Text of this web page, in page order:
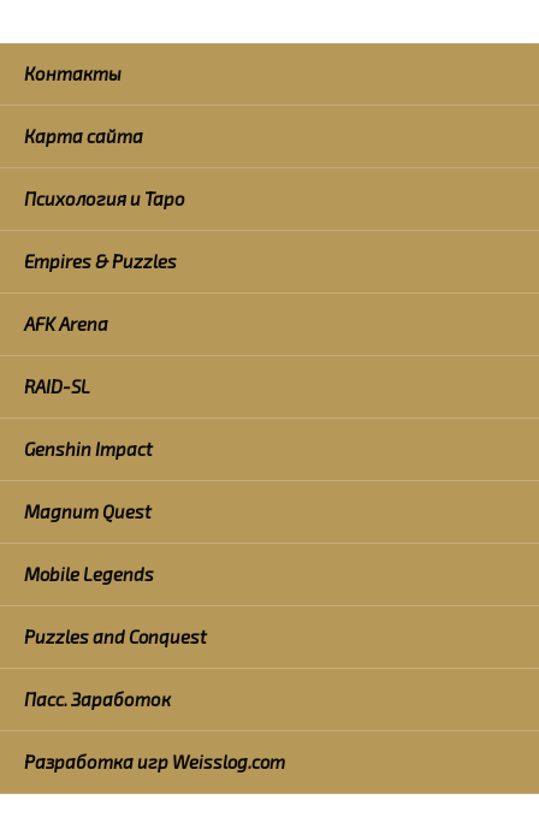
Контакты
Карта сайта
Психология и Таро
Empires & Puzzles
AFK Arena
RAID-SL
Genshin Impact
Magnum Quest
Mobile Legends
Puzzles and Conquest
Пасс. Заработок
Разработка игр Weisslog.com